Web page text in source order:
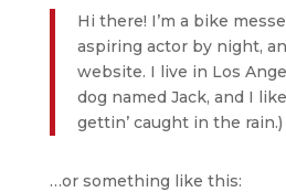
Hi there! I’m a bike
aspiring actor by night,
website. I live in Los
dog named Jack, and I
gettin’ caught in the rain.)
…or something like this: